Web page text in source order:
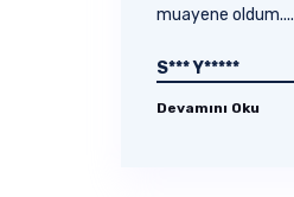
muayene oldum....
S*** Y*****
Devamını Oku